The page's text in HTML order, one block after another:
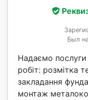
Был
Надаємо послуги
робіт: розмітка
закладання
монтаж